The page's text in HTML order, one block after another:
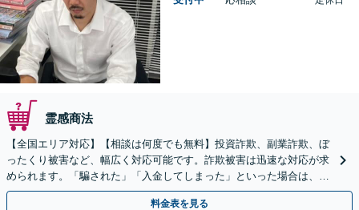
霊感商法
【全国エリア対応】【相談は何度でも無料】投資詐欺、副業詐欺、ぼ
ったくり被害など、幅広く対応可能です。詐欺被害は迅速な対応が求
められます。「騙された」「入金してしまった」といった場合は、お
早めにご相談ください。【電話・メール・WEB相談可】
料金表を見る